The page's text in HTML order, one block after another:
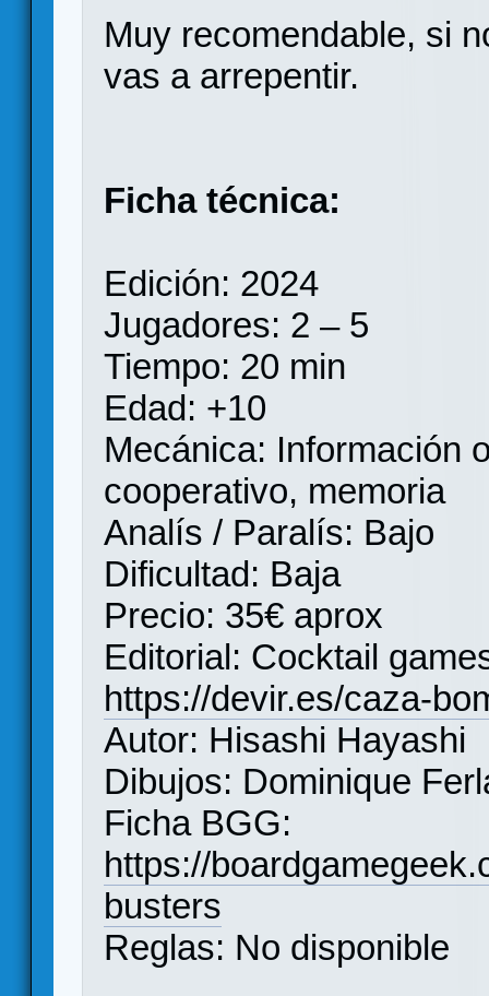
Muy recomendable, si
vas a arrepentir.
Ficha técnica:
Edición: 2024
Jugadores: 2 – 5
Tiempo: 20 min
Edad: +10
Mecánica: Información
cooperativo, memoria
Analís / Paralís: Bajo
Dificultad: Baja
Precio: 35€ aprox
Editorial: Cocktail
https://devir.es/caza-
Autor: Hisashi Hayashi
Dibujos: Dominique
Ficha BGG:
https://
busters
Reglas: No disponible